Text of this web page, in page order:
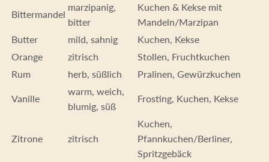
Bittermandel
marzipanig,
bitter
Kuchen & Kekse mit
Mandeln/Marzipan
Butter
mild, sahnig
Kuchen, Kekse
Orange
zitrisch
Stollen, Fruchtkuchen
Rum
herb, süßlich Pralinen, Gewürzkuchen
Vanille
warm, weich,
blumig, süß
Frosting, Kuchen, Kekse
Zitrone zitrisch
Kuchen,
Pfannkuchen/Berliner,
Spritzgebäck